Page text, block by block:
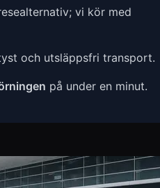
vi kör med
och utsläppsfri transport.
på under en minut.